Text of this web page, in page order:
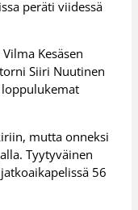
peräti viidessä
Kesäsen
Siiri Nuutinen
mutta onneksi
Tyytyväinen
56